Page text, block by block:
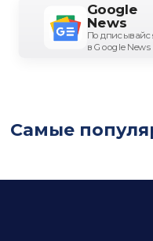
Google
News
в Google News
Самые